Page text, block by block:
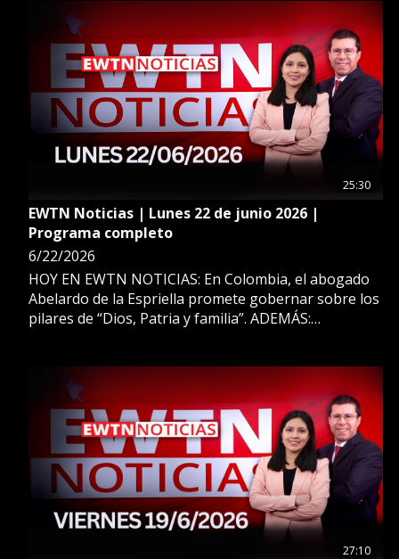
reacciones de asociaciones de víctimas. ESTO Y MÁS
EN EWTN NOTICIAS.
25:30
EWTN Noticias | Lunes 22 de junio 2026 |
Programa completo
6/22/2026
HOY EN EWTN NOTICIAS: En Colombia, el abogado
Abelardo de la Espriella promete gobernar sobre los
pilares de “Dios, Patria y familia”. ADEMÁS:
gobierno de Rodrigo Paz. ESTO Y MÁS EN EWTN
NOTICIAS.
27:10